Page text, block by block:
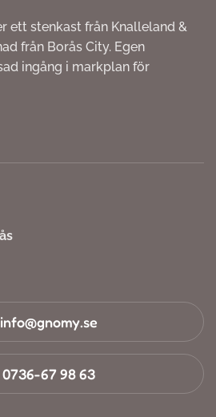
ett stenkast från Knalleland &
från Borås City. Egen
ingång i markplan för
info@gnomy.se
0736-67 98 63